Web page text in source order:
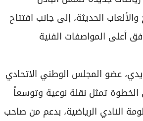
الحديثة، إلى جانب افتتاح
أعلى المواصفات الفنية
عضو المجلس الوطني الاتحادي
الخطوة تمثل نقلة نوعية وتوسعاً
النادي الرياضية، بدعم من صاحب